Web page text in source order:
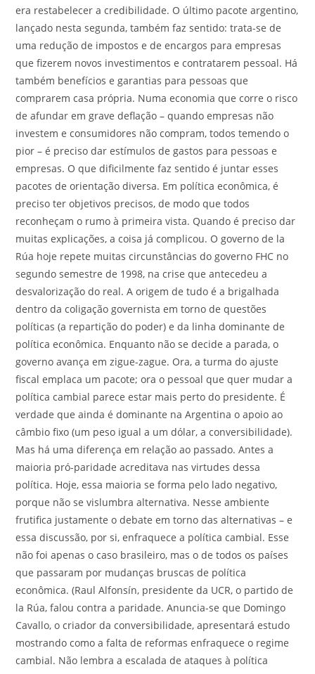
era restabelecer a credibilidade. O último pacote argentino,
lançado nesta segunda, também faz sentido: trata-se de
uma redução de impostos e de encargos para empresas
que fizerem novos investimentos e contratarem pessoal. Há
também benefícios e garantias para pessoas que
comprarem casa própria. Numa economia que corre o risco
de afundar em grave deflação – quando empresas não
investem e consumidores não compram, todos temendo o
pior – é preciso dar estímulos de gastos para pessoas e
empresas. O que dificilmente faz sentido é juntar esses
pacotes de orientação diversa. Em política econômica, é
preciso ter objetivos precisos, de modo que todos
reconheçam o rumo à primeira vista. Quando é preciso dar
muitas explicações, a coisa já complicou. O governo de la
Rúa hoje repete muitas circunstâncias do governo FHC no
segundo semestre de 1998, na crise que antecedeu a
desvalorização do real. A origem de tudo é a brigalhada
dentro da coligação governista em torno de questões
políticas (a repartição do poder) e da linha dominante de
política econômica. Enquanto não se decide a parada, o
governo avança em zigue-zague. Ora, a turma do ajuste
fiscal emplaca um pacote; ora o pessoal que quer mudar a
política cambial parece estar mais perto do presidente. É
verdade que ainda é dominante na Argentina o apoio ao
câmbio fixo (um peso igual a um dólar, a conversibilidade).
Mas há uma diferença em relação ao passado. Antes a
maioria pró-paridade acreditava nas virtudes dessa
política. Hoje, essa maioria se forma pelo lado negativo,
porque não se vislumbra alternativa. Nesse ambiente
frutifica justamente o debate em torno das alternativas – e
essa discussão, por si, enfraquece a política cambial. Esse
não foi apenas o caso brasileiro, mas o de todos os países
que passaram por mudanças bruscas de política
econômica. (Raul Alfonsín, presidente da UCR, o partido de
la Rúa, falou contra a paridade. Anuncia-se que Domingo
Cavallo, o criador da conversibilidade, apresentará estudo
mostrando como a falta de reformas enfraquece o regime
cambial. Não lembra a escalada de ataques à política